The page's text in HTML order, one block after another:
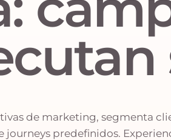
de marketing, segmenta
journeys predefinidos.